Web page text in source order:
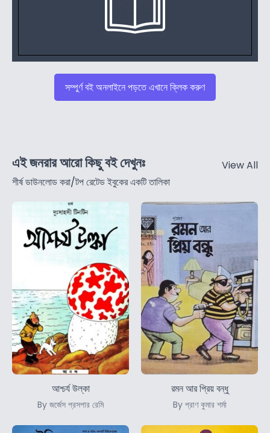
সম্পুর্ণ বই অনলাইনে পড়তে এখানে ক্লিক করুণ
এই জনরার আরো কিছু বই দেখুনঃ
শীর্ষ ডাউনলোড করা/টপ রেটেড ইবুকের একটি তালিকা
View All
আশ্চর্য ‍উল্কা
By জর্জেস প্রসপার রেমি
রমন আর প্রিয় বন্ধু
By প্রাণ কুমার শর্মা